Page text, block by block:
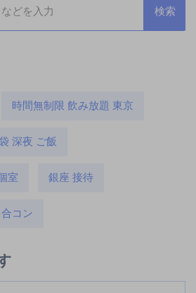
時間無制限 飲み放題 東京
深夜 ご飯
室 銀座 接待
コン